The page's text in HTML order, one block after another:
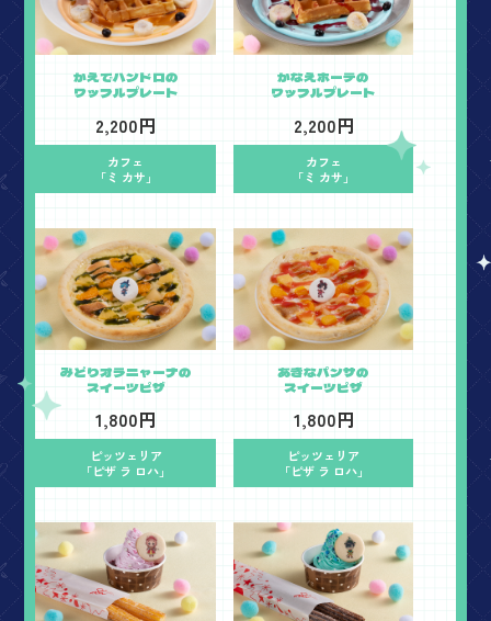
かえでハンドロの
ワッフルプレート
2,200円
カフェ
「ミ カサ」
かなえホーテの
ワッフルプレート
2,200円
カフェ
「ミ カサ」
みどりオラニャーナの
スイーツピザ
1,800円
ピッツェリア
「ピザ ラ ロハ」
あきなパンサの
スイーツピザ
1,800円
ピッツェリア
「ピザ ラ ロハ」